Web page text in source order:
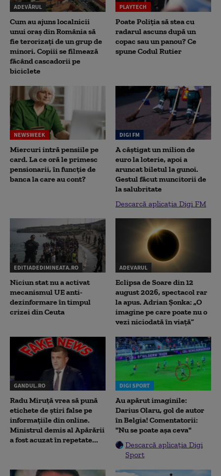
ADEVĂRUL
Cum au ajuns localnicii
unui oraș din România să
fie terorizați de un grup de
minori. Copiii se filmează
făcând cascadorii pe
biciclete
PLAYTECH
Poate Poliția să stea cu
radarul ascuns după un
copac sau un panou? Ce
spune Codul Rutier
NEWSWEEK
Miercuri intră pensiile pe
card. La ce oră le primesc
pensionarii, în funcție de
banca la care au cont?
DIGI FM
A câștigat un milion de
euro la loterie, apoi a
aruncat biletul la gunoi.
Gestul făcut muncitorii de
la salubritate
Descarcă aplicația Digi FM
EDITIADEDIMINEATA.RO
Niciun stat nu a activat
mecanismul UE anti-
dezinformare în timpul
crizei din Ceuta
ADEVARUL
Eclipsa de Soare din 12
august 2026, spectacol rar
la apus. Adrian Șonka: „O
imagine pe care poate nu o
vezi niciodată în viață”
GANDUL.RO
Radu Miruţă vrea să pună
etichete de știri false pe
informațiile din online.
Ministrul demis al Apărării
a fost acuzat în repetate...
DIGI SPORT
Au apărut imaginile:
Darius Olaru, gol de autor
în Belgia! Comentatorii:
"Nu se poate așa ceva"
Descarcă aplicația Digi
Sport